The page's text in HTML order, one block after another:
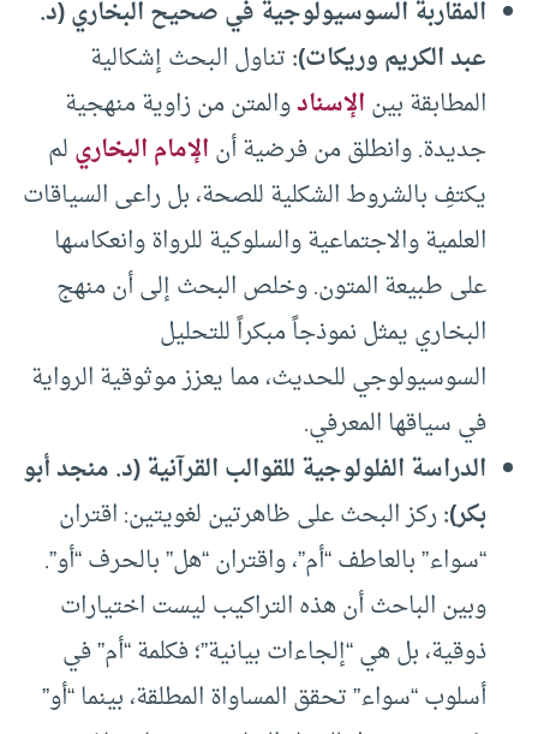
المقاربة السوسيولوجية في صحيح البخاري (د.
عبد الكريم وريكات):تناول البحث إشكالية
المطابقة بينالإسنادوالمتن من زاوية منهجية
جديدة. وانطلق من فرضية أنالإمام البخاريلم
يكتفِ بالشروط الشكلية للصحة، بل راعى السياقات
العلمية والاجتماعية والسلوكية للرواة وانعكاسها
على طبيعة المتون. وخلص البحث إلى أن منهج
البخاري يمثل نموذجاً مبكراً للتحليل
السوسيولوجي للحديث، مما يعزز موثوقية الرواية
في سياقها المعرفي.
الدراسة الفلولوجية للقوالب القرآنية (د. منجد أبو
بكر):ركز البحث على ظاهرتين لغويتين: اقتران
“سواء” بالعاطف “أم”، واقتران “هل” بالحرف “أو”.
وبين الباحث أن هذه التراكيب ليست اختيارات
ذوقية، بل هي “إلجاءات بيانية”؛ فكلمة “أم” في
أسلوب “سواء” تحقق المساواة المطلقة، بينما “أو”